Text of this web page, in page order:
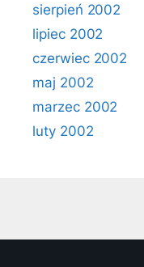
sierpień 2002
lipiec 2002
czerwiec 2002
maj 2002
marzec 2002
luty 2002